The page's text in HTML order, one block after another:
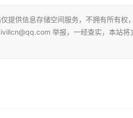
提供信息存储空间服务，不拥有所有权
举报，一经查实，本站将